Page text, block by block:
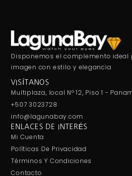
Disponemos el complemento ideal
imagen con estilo y elegancia
VISÍTANOS
Multiplaza, local Nº 12, Piso 1 -
+507 3023728
info@lagunabay.com
ENLACES DE INTERÉS
Mi Cuenta
Políticas De Privacidad
Términos Y Condiciones
Contacto